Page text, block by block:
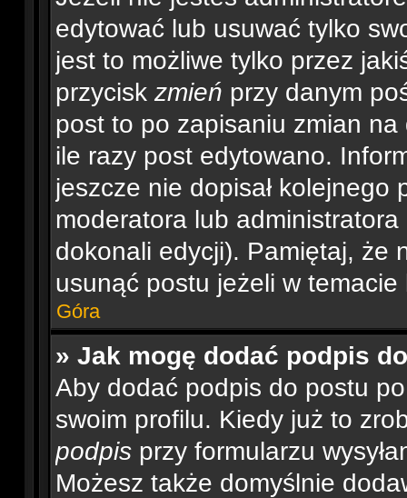
edytować lub usuwać tylko
jest to możliwe tylko przez
przycisk zmień przy danym
post to po zapisaniu zmian
ile razy post edytowano.
jeszcze nie dopisał kolejnego
moderatora lub
dokonali edycji). Pamiętaj, że
usunąć postu jeżeli w temacie
Góra
» Jak mogę dodać podpis
Aby dodać podpis do postu
swoim profilu. Kiedy już to
podpis przy formularzu
Możesz także domyślnie